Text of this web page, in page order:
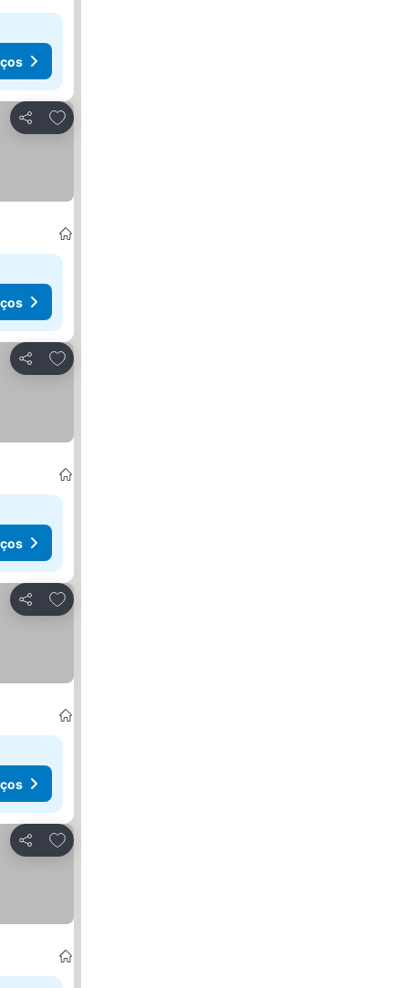
Partilhar
Adicionar aos favoritos
Partilhar
Adicionar aos favoritos
Partilhar
Adicionar aos favoritos
Partilhar
Adicionar aos favoritos